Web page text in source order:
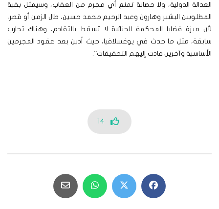
العدالة الدولية، ولا حصانة تمنع أي مجرم من العقاب، وسيمثل بقية
المطلوبين البشير وهارون وعبد الرحيم محمد حسين، طال الزمن أو قصر،
لأن ميزة قضايا المحكمة الجنائية لا تسقط بالتقادم، وهناك تجارب
سابقة، مثل ما حدث في يوغسلافيا، حيث أدين بعد عقود المجرمين
الأساسية وآخرين قادت إليهم التحقيقات”.
14